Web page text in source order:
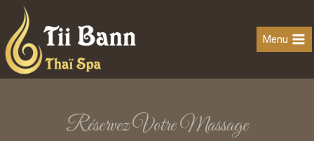
Menu
Réservez Votre Massage